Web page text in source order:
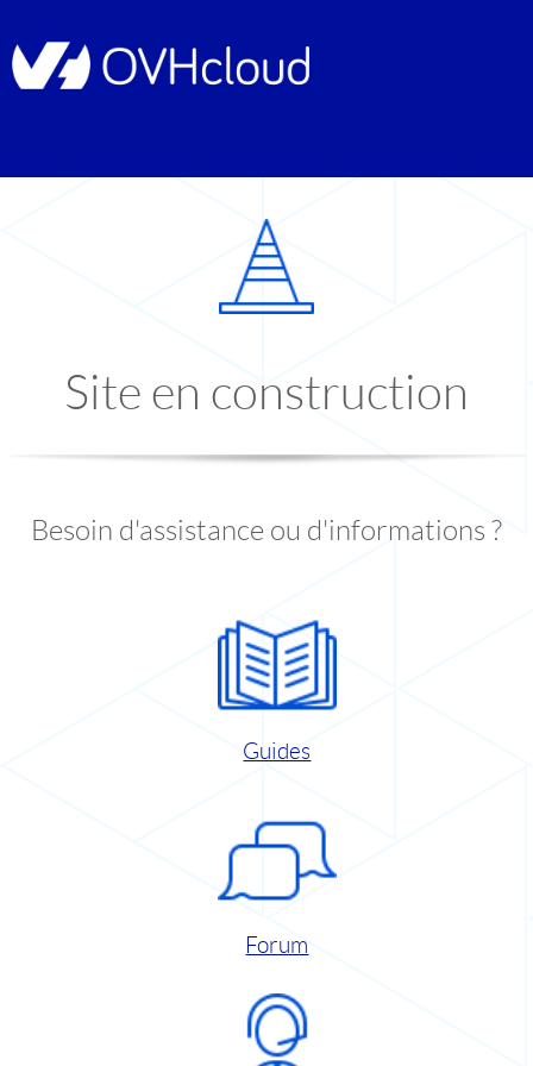
Site en construction
Besoin d'assistance ou d'informations ?
Guides
Forum